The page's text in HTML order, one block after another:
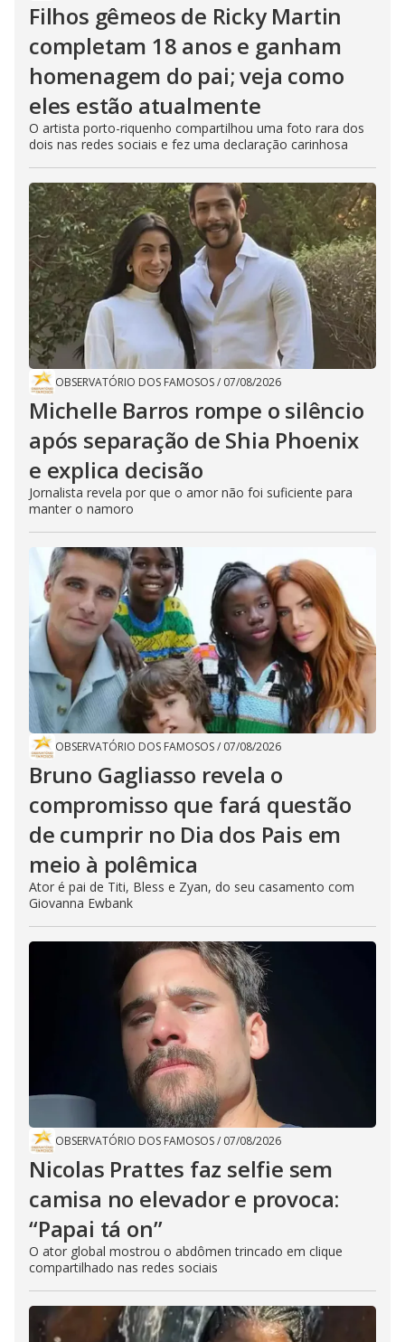
Filhos gêmeos de Ricky Martin
completam 18 anos e ganham
homenagem do pai; veja como
eles estão atualmente
O artista porto-riquenho compartilhou uma foto rara dos
dois nas redes sociais e fez uma declaração carinhosa
OBSERVATÓRIO DOS FAMOSOS/ 07/08/2026
Michelle Barros rompe o silêncio
após separação de Shia Phoenix
e explica decisão
Jornalista revela por que o amor não foi suficiente para
manter o namoro
OBSERVATÓRIO DOS FAMOSOS/ 07/08/2026
Bruno Gagliasso revela o
compromisso que fará questão
de cumprir no Dia dos Pais em
meio à polêmica
Ator é pai de Titi, Bless e Zyan, do seu casamento com
Giovanna Ewbank
OBSERVATÓRIO DOS FAMOSOS/ 07/08/2026
Nicolas Prattes faz selfie sem
camisa no elevador e provoca:
“Papai tá on”
O ator global mostrou o abdômen trincado em clique
compartilhado nas redes sociais